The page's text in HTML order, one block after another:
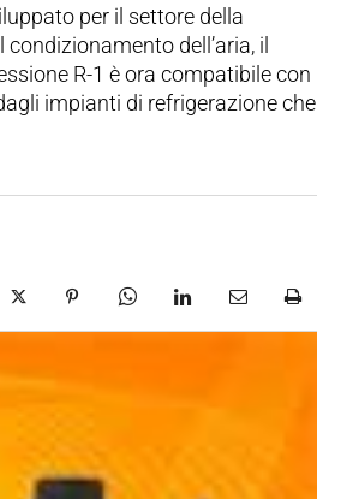
per il settore della
condizionamento dell’aria, il
R-1 è ora compatibile con
impianti di refrigerazione che